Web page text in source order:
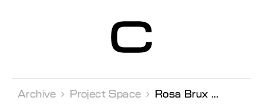
Contemporain
Genève
Archive  Project Space  Rosa Brux